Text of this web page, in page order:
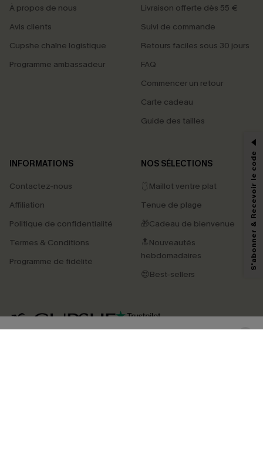
À propos de nous
Avis clients
Cupshe chaîne logistique
Programme ambassadeur
Livraison offerte dès 55 €
Suivi de commande
Retours faciles sous 30 jours
FAQ
Commencer un retour
Carte cadeau
Guide des tailles
INFORMATIONS
Contactez-nous
Affiliation
Politique de confidentialité
Termes & Conditions
Programme de fidélité
NOS SÉLECTIONS
🩱Maillot ventre plat
Tenue de plage
🎁Cadeau de bienvenue
🔝Nouveautés
hebdomadaires
😍Best-sellers
4.4
PROFITEZ DE -15%
marketing (y compris du contenu généré par l'IA) de Cupshe et
pouvons utiliser les données collectées sur notre site ainsi que des
savoir si ceux-ci ont été ouverts, de mesurer votre engagement, de
personnaliser nos contenus et nos offres, et de vous recommander des
produits susceptibles de vous intéresser, conformément à notre
Politique de
. Vous pouvez vous désabonner à tout moment.
S'abonner & Recevoir le code